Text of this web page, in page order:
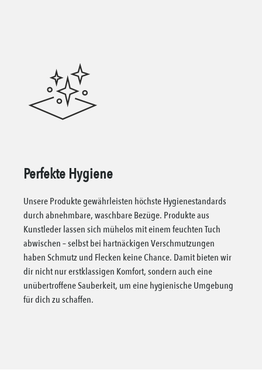
Perfekte Hygiene
Unsere Produkte gewährleisten höchste Hygienestandards
durch abnehmbare, waschbare Bezüge. Produkte aus
Kunstleder lassen sich mühelos mit einem feuchten Tuch
abwischen – selbst bei hartnäckigen Verschmutzungen
haben Schmutz und Flecken keine Chance. Damit bieten wir
dir nicht nur erstklassigen Komfort, sondern auch eine
unübertroffene Sauberkeit, um eine hygienische Umgebung
für dich zu schaffen.